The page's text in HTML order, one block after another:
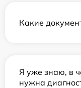
Какие
Я уже знаю, в
нужна